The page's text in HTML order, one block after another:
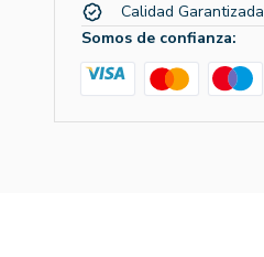
Calidad Garantizada
Somos de confianza: